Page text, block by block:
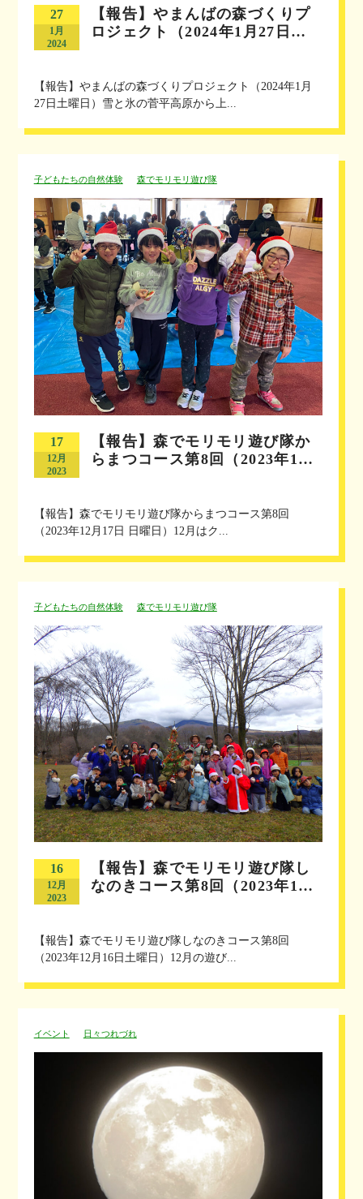
27
1月
2024
【報告】やまんばの森づくりプ
ロジェクト（2024年1月27日…
【報告】やまんばの森づくりプロジェクト（2024年1月
27日土曜日）雪と氷の菅平高原から上...
子どもたちの自然体験 森でモリモリ遊び隊
17
12月
2023
【報告】森でモリモリ遊び隊か
らまつコース第8回（2023年1…
【報告】森でモリモリ遊び隊からまつコース第8回
（2023年12月17日 日曜日）12月はク...
子どもたちの自然体験 森でモリモリ遊び隊
16
12月
2023
【報告】森でモリモリ遊び隊し
なのきコース第8回（2023年1…
【報告】森でモリモリ遊び隊しなのきコース第8回
（2023年12月16日土曜日）12月の遊び...
イベント 日々つれづれ